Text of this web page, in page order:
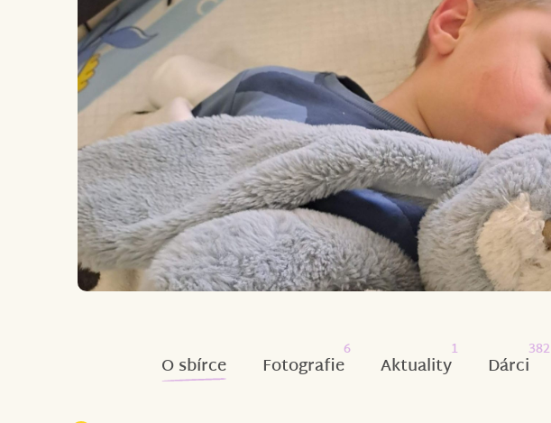
O sbírce Fotografie
6
Aktuality
1
Dárci
382